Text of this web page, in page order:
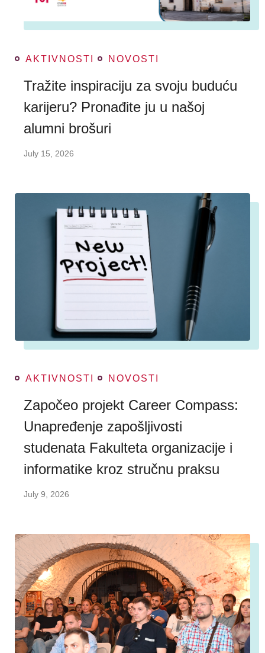
AKTIVNOSTI NOVOSTI
Tražite inspiraciju za svoju buduću
karijeru? Pronađite ju u našoj
alumni brošuri
July 15, 2026
AKTIVNOSTI NOVOSTI
Započeo projekt Career Compass:
Unapređenje zapošljivosti
studenata Fakulteta organizacije i
informatike kroz stručnu praksu
July 9, 2026